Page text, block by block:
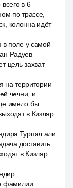
в 6
по трассе,
колонна идёт
в поле у самой
Радуев
цель захват
на территории
чечни, и
имело бы
в Кизляр
Турпал али
доставить
в Кизляр
фамилии